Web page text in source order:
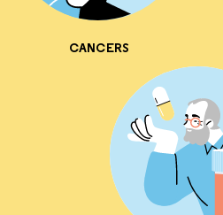
CANCERS